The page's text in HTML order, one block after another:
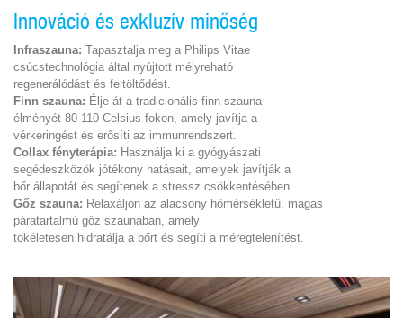
Innováció és exkluzív minőség
Infraszauna: Tapasztalja meg a Philips Vitae
csúcstechnológia által nyújtott mélyreható
regenerálódást és feltöltődést.
Finn szauna: Élje át a tradicionális finn szauna
élményét 80-110 Celsius fokon, amely javítja a
vérkeringést és erősíti az immunrendszert.
Collax fényterápia: Használja ki a gyógyászati
segédeszközök jótékony hatásait, amelyek javítják a
bőr állapotát és segítenek a stressz csökkentésében.
Gőz szauna: Relaxáljon az alacsony hőmérsékletű, magas
páratartalmú gőz szaunában, amely
tökéletesen hidratálja a bőrt és segíti a méregtelenítést.